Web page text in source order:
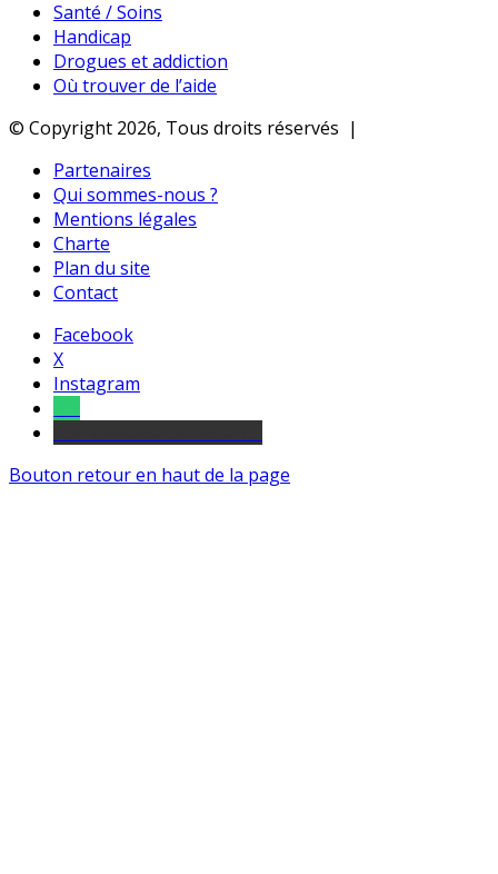
Santé / Soins
Handicap
Drogues et addiction
Où trouver de l’aide
© Copyright 2026, Tous droits réservés |
Partenaires
Qui sommes-nous ?
Mentions légales
Charte
Plan du site
Contact
Facebook
X
Instagram
Bouton retour en haut de la page